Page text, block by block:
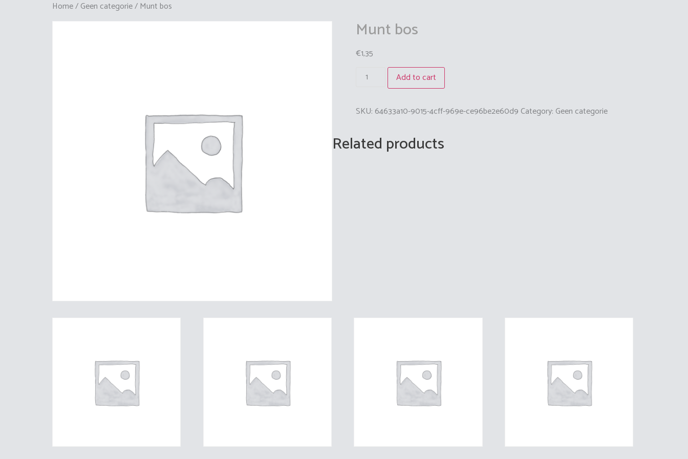
Home/Geen categorie/ Munt bos
Munt bos
€1,35
Add to cart
SKU: 64633a10-9015-4cff-969e-ce96be2e60d9 Category: Geen categorie
Related products